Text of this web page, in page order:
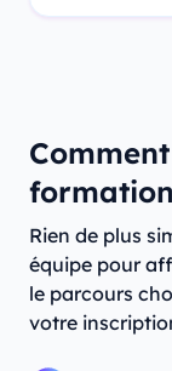
Rien de plus
équipe pour
le parcours
votre